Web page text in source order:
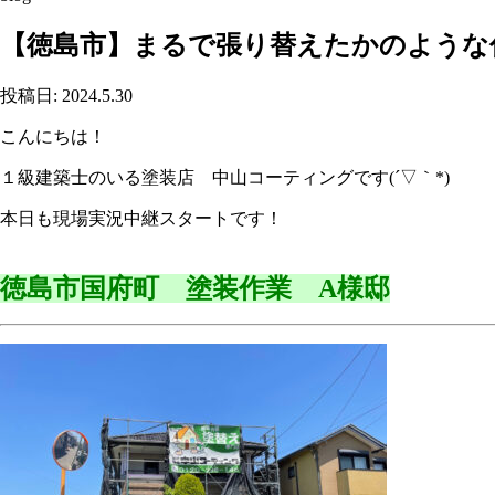
【徳島市】まるで張り替えたかのような
投稿日: 2024.5.30
こんにちは！
１級建築士のいる塗装店 中山コーティングです(´▽｀*)
本日も現場実況中継スタートです！
徳島市国府町 塗装作業 A様邸